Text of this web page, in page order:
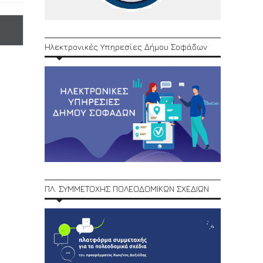
Ηλεκτρονικές Υπηρεσίες Δήμου Σοφάδων
ΠΛ. ΣΥΜΜΕΤΟΧΗΣ ΠΟΛΕΟΔΟΜΙΚΩΝ ΣΧΕΔΙΩΝ